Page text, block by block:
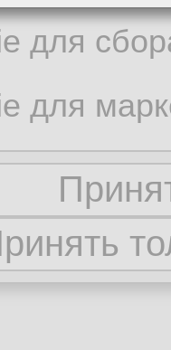
для
для